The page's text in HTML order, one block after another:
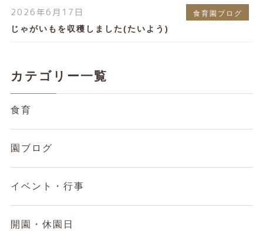
2026年6月17日 食育園ブログ
じゃがいもを収穫しました(たいよう)
カテゴリー一覧
食育
園ブログ
イベント・行事
開園・休園日